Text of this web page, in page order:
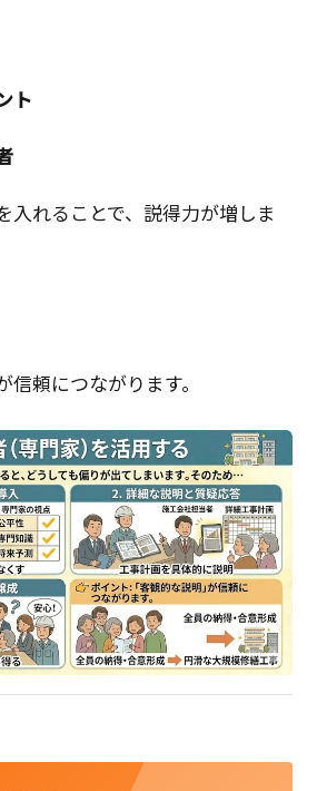
ト
入れることで、説得力が増しま
信頼につながります。